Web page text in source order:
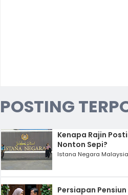
POSTING
Kenapa Rajin
Nonton Sepi?
Istana Negara
Persiapan